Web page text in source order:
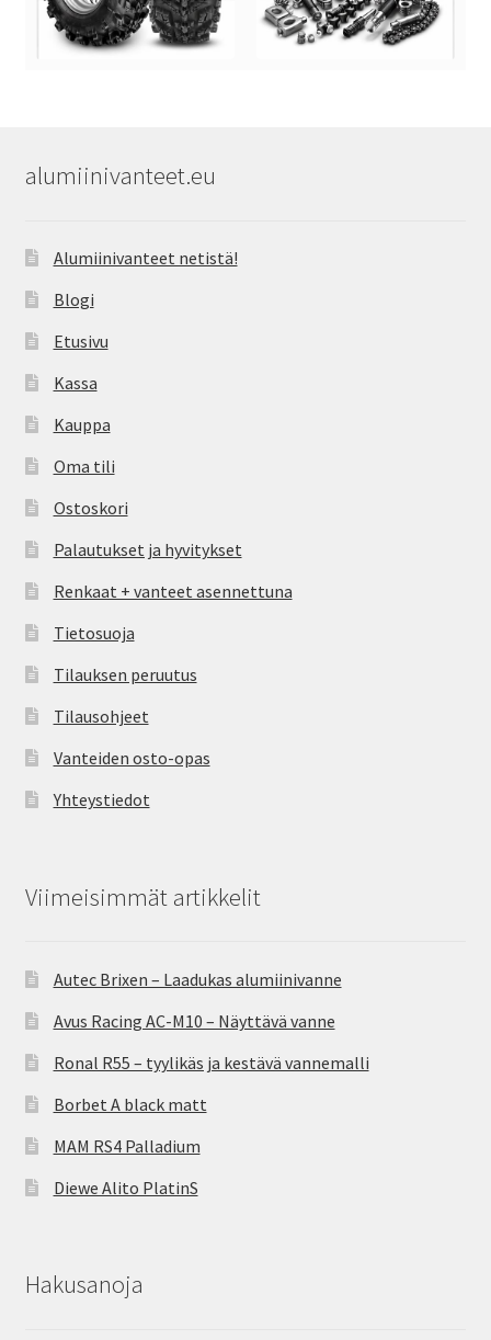
alumiinivanteet.eu
Alumiinivanteet netistä!
Blogi
Etusivu
Kassa
Kauppa
Oma tili
Ostoskori
Palautukset ja hyvitykset
Renkaat + vanteet asennettuna
Tietosuoja
Tilauksen peruutus
Tilausohjeet
Vanteiden osto-opas
Yhteystiedot
Viimeisimmät artikkelit
Autec Brixen – Laadukas alumiinivanne
Avus Racing AC-M10 – Näyttävä vanne
Ronal R55 – tyylikäs ja kestävä vannemalli
Borbet A black matt
MAM RS4 Palladium
Diewe Alito PlatinS
Hakusanoja